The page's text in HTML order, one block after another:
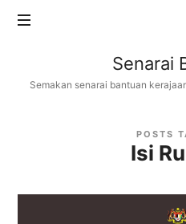
Senarai
Bantuan
Senarai
Semakan senarai bantuan
POSTS
Isi